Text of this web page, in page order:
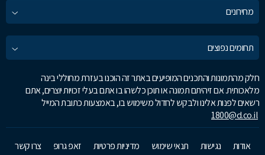
מחירונים
תחומים נפוצים
חלק מהתמונות והתכנים המופיעים באתר זה הוכנו בעזרת מחוללי בינה
מלאכותית. אם זיהיתם תמונה או תוכן כלשהו בו אתם בעלי זכויות יוצרים, אתם
רשאים לפנות אלינו ולבקש לחדול משימוש בו, באמצעות כתובת המייל
1800@d.co.il
אודות נגישות תנאי שימוש מדיניות פרטיות זאפ גרופ צרו קשר